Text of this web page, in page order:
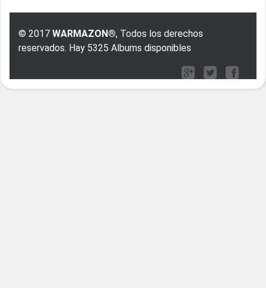
© 2017 WARMAZON®, Todos los derechos
reservados. Hay 5325 Albums disponibles